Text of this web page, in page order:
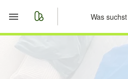
Merkliste